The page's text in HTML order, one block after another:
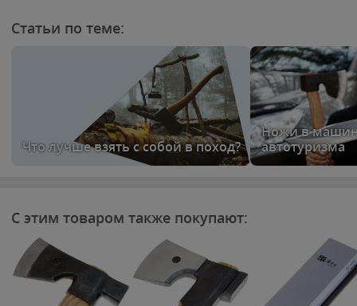
Статьи по теме:
Что лучше взять с собой в поход?
Ножи в
автотуризма
С этим товаром также покупают: